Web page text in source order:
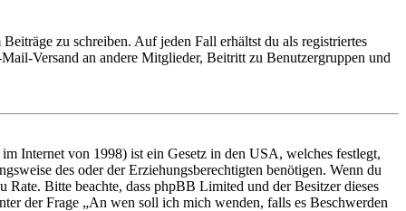
zu schreiben. Auf jeden Fall erhältst du als registriertes
Versand an andere Mitglieder, Beitritt zu Benutzergruppen und
Internet von 1998) ist ein Gesetz in den USA, welches festlegt,
des oder der Erziehungsberechtigten benötigen. Wenn du
Bitte beachte, dass phpBB Limited und der Besitzer dieses
der Frage „An wen soll ich mich wenden, falls es Beschwerden